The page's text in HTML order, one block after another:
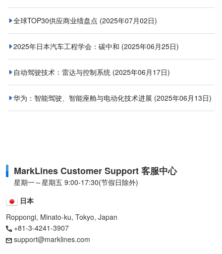
全球TOP30供应商业绩盘点 (2025年07月02日)
2025年日本汽车工程学会：碳中和 (2025年06月25日)
自动驾驶技术：雷达与控制系统 (2025年06月17日)
华为：智能驾驶、智能座舱与电动化技术进展 (2025年06月13日)
MarkLines Customer Support 客服中心
星期一～星期五 9:00-17:30(节假日除外)
日本
Roppongi, Minato-ku, Tokyo, Japan
+81-3-4241-3907
support@marklines.com